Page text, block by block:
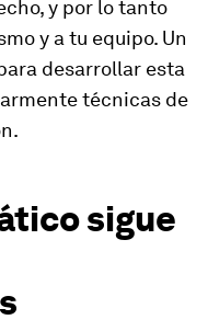
y por lo tanto
y a tu equipo. Un
desarrollar esta
técnicas de
sigue